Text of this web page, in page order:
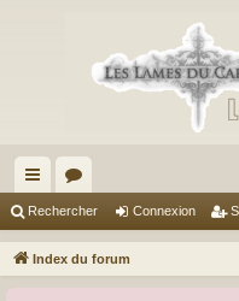
cc
ès
or
u
Rechercher Connexion
Index du forum